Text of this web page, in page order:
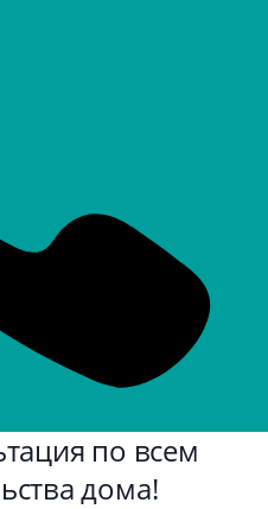
по всем
дома!